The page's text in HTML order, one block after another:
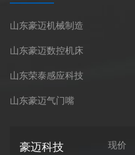
山东豪迈机械制造
山东豪迈数控机床
山东荣泰感应科技
山东豪迈气门嘴
豪迈科技
现价